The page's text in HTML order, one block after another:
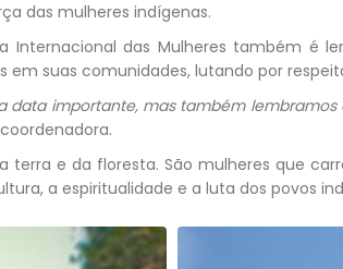
das mulheres indígenas.
Internacional das Mulheres também é
em suas comunidades, lutando por
data importante, mas também
terra e da floresta. São mulheres que
a espiritualidade e a luta dos povos